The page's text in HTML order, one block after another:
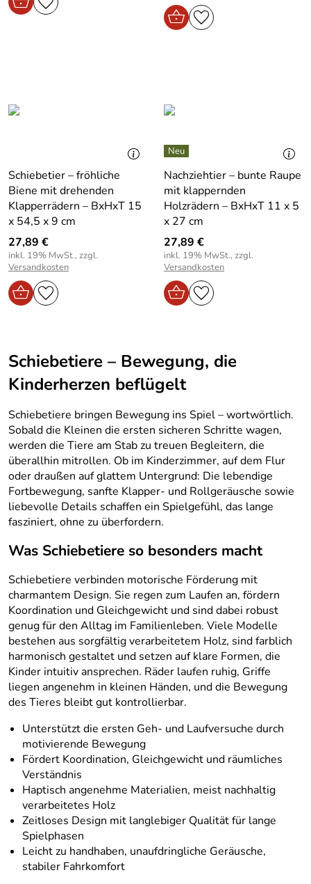
Schiebetier – fröhliche
Biene mit drehenden
Klapperrädern – BxHxT 15
x 54,5 x 9 cm
27,89 €
inkl. 19% MwSt., zzgl.
Versandkosten
Nachziehtier – bunte Raupe
mit klappernden
Holzrädern – BxHxT 11 x 5
x 27 cm
27,89 €
inkl. 19% MwSt., zzgl.
Versandkosten
Schiebetiere – Bewegung, die
Kinderherzen beflügelt
Schiebetiere bringen Bewegung ins Spiel – wortwörtlich.
Sobald die Kleinen die ersten sicheren Schritte wagen,
werden die Tiere am Stab zu treuen Begleitern, die
überallhin mitrollen. Ob im Kinderzimmer, auf dem Flur
oder draußen auf glattem Untergrund: Die lebendige
Fortbewegung, sanfte Klapper- und Rollgeräusche sowie
liebevolle Details schaffen ein Spielgefühl, das lange
fasziniert, ohne zu überfordern.
Was Schiebetiere so besonders macht
Schiebetiere verbinden motorische Förderung mit
charmantem Design. Sie regen zum Laufen an, fördern
Koordination und Gleichgewicht und sind dabei robust
genug für den Alltag im Familienleben. Viele Modelle
bestehen aus sorgfältig verarbeitetem Holz, sind farblich
harmonisch gestaltet und setzen auf klare Formen, die
Kinder intuitiv ansprechen. Räder laufen ruhig, Griffe
liegen angenehm in kleinen Händen, und die Bewegung
des Tieres bleibt gut kontrollierbar.
Unterstützt die ersten Geh- und Laufversuche durch
motivierende Bewegung
Fördert Koordination, Gleichgewicht und räumliches
Verständnis
Haptisch angenehme Materialien, meist nachhaltig
verarbeitetes Holz
Zeitloses Design mit langlebiger Qualität für lange
Spielphasen
Leicht zu handhaben, unaufdringliche Geräusche,
stabiler Fahrkomfort